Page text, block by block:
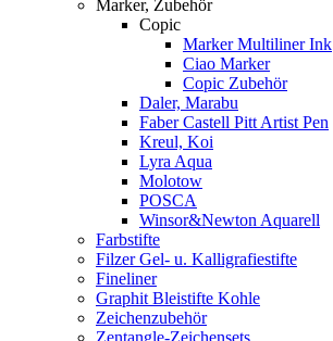
Marker, Zubehör
Copic
Marker Multiliner Ink
Ciao Marker
Copic Zubehör
Daler, Marabu
Faber Castell Pitt Artist Pen
Kreul, Koi
Lyra Aqua
Molotow
POSCA
Winsor&Newton Aquarell
Farbstifte
Filzer Gel- u. Kalligrafiestifte
Fineliner
Graphit Bleistifte Kohle
Zeichenzubehör
Zentangle-Zeichensets